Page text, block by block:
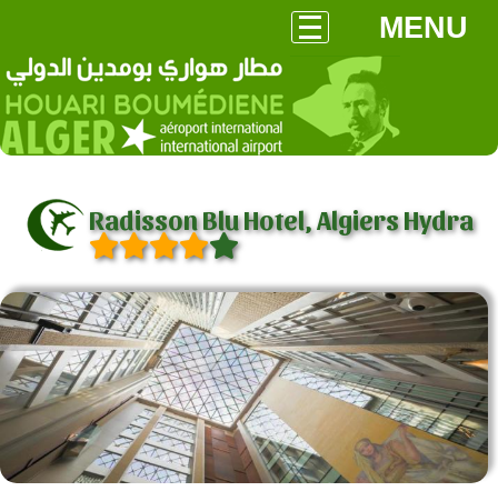
MENU
Radisson Blu Hotel, Algiers Hydra